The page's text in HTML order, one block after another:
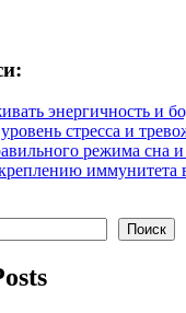
энергичность и
стресса и
режима сна
иммунитета
Поиск